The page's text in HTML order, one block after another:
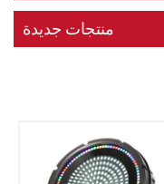
منتجات جديدة